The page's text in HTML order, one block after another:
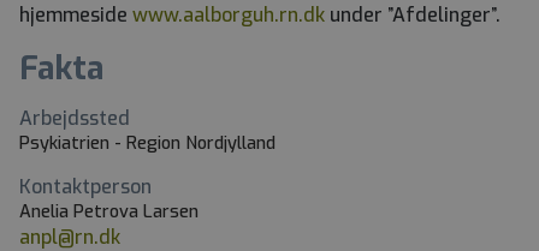
hjemmeside www.aalborguh.rn.dk under ”Afdelinger”.
Fakta
Arbejdssted
Psykiatrien - Region Nordjylland
Kontaktperson
Anelia Petrova Larsen
anpl@rn.dk